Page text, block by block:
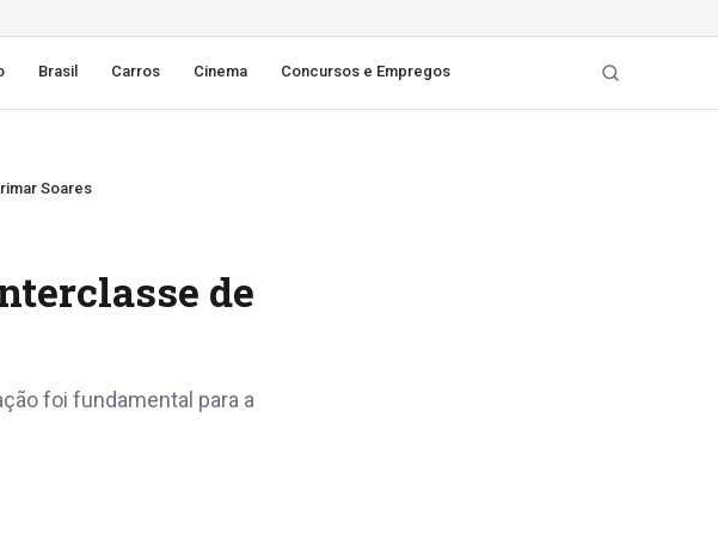
Brasil Carros Cinema Concursos e Empregos
Soares
de
foi fundamental para a